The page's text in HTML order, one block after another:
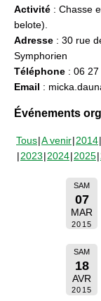
Activité : Chasse
belote).
Adresse : 30 rue
Symphorien
Téléphone : 06
Email :
Événements
Tous A venir 2014
2023 2024 2025
SAM
07
MAR
2015
SAM
18
AVR
2015